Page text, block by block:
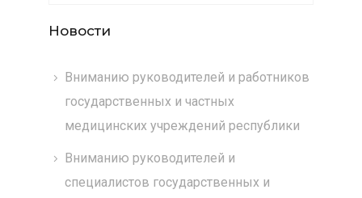
Новости
Вниманию руководителей и работников
государственных и частных
медицинских учреждений республики
Вниманию руководителей и
специалистов государственных и